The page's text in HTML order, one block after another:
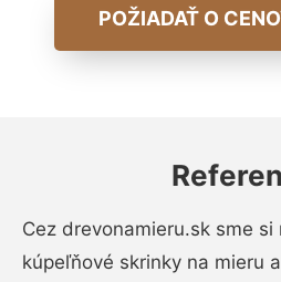
POŽIADAŤ O
Cez drevonamieru.sk sme
kúpeľňové skrinky na mieru